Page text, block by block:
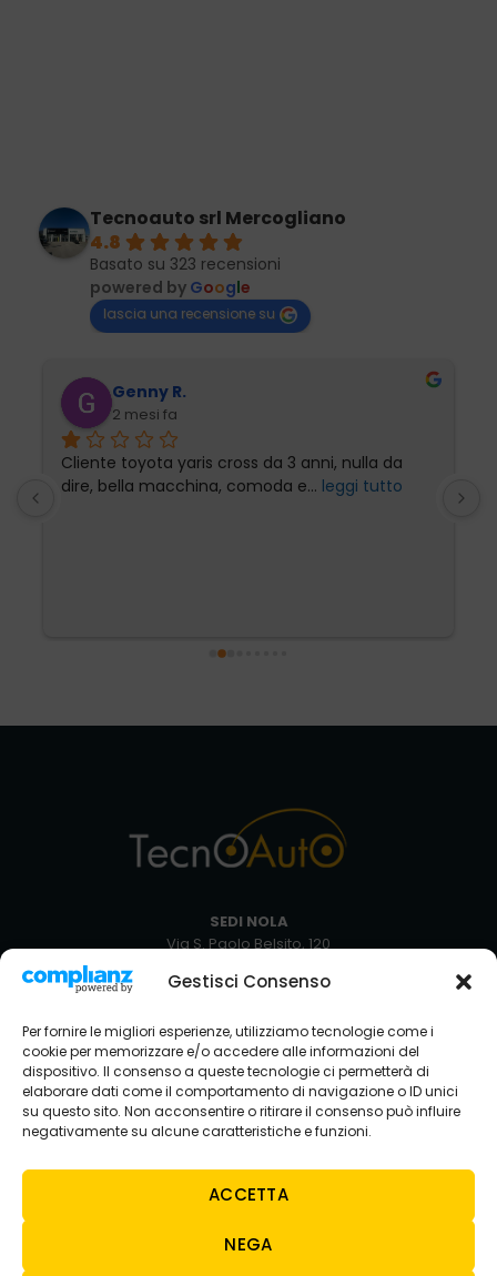
Gestisci Consenso
Per fornire le migliori esperienze, utilizziamo tecnologie come i
cookie per memorizzare e/o accedere alle informazioni del
dispositivo. Il consenso a queste tecnologie ci permetterà di
elaborare dati come il comportamento di navigazione o ID unici
su questo sito. Non acconsentire o ritirare il consenso può influire
negativamente su alcune caratteristiche e funzioni.
ACCETTA
NEGA
Tecnoauto srl Mercogliano
4.8
Basato su 323 recensioni
powered by Google
lascia una recensione su
Genny R.
2 mesi fa
Cliente toyota yaris cross da 3 anni, nulla da
dire, bella macchina, comoda e... leggi tutto
SEDI NOLA
Via S. Paolo Belsito, 120
+39 081 5129051
Via Circumvallazione Snc
80035 Nola NA
+39 081 8234429
SEDE AVELLINO
Via Nazionale Torrette
+39 0825 683208
CONTATTI